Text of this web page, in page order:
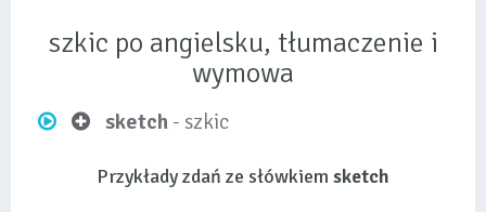
szkic po angielsku, tłumaczenie i
wymowa
sketch - szkic
Przykłady zdań ze słówkiem sketch